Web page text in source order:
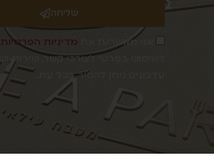
אני מאשר/ת את מדיניות הפרטיות
לשימוש בפרטי לצורכי קשר, שירות
עדכונים ניתן להסיר בכל עת.
שליחה